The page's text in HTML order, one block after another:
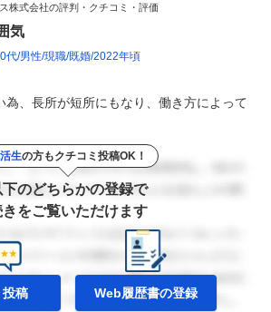
株式会社の評判・クチコミ・評価
気
代 男性 現職 既婚 2022年頃
為、長所が短所にもなり、働き方によって
生の方もクチコミ投稿OK！
下のどちらかの登録で
きをご覧いただけます
投稿 Web履歴書の登録